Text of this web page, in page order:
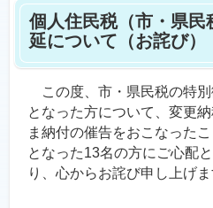
個人住民税（市・県民
延について（お詫び）
この度、市・県民税の特
となった方について、変更
ま納付の催告をおこなった
となった13名の方にご心配
り、心からお詫び申し上げま